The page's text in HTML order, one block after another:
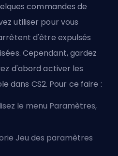
commandes de
utiliser pour vous
d'être expulsés
Cependant, gardez
d'abord activer les
dans CS2. Pour ce faire :
le menu Paramètres,
Jeu des paramètres